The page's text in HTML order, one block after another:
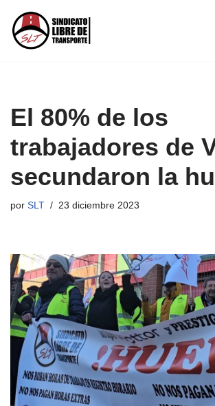
Saltar
El 80% de los
trabajadores de
secundaron la
por SLT 23 diciembre 2023